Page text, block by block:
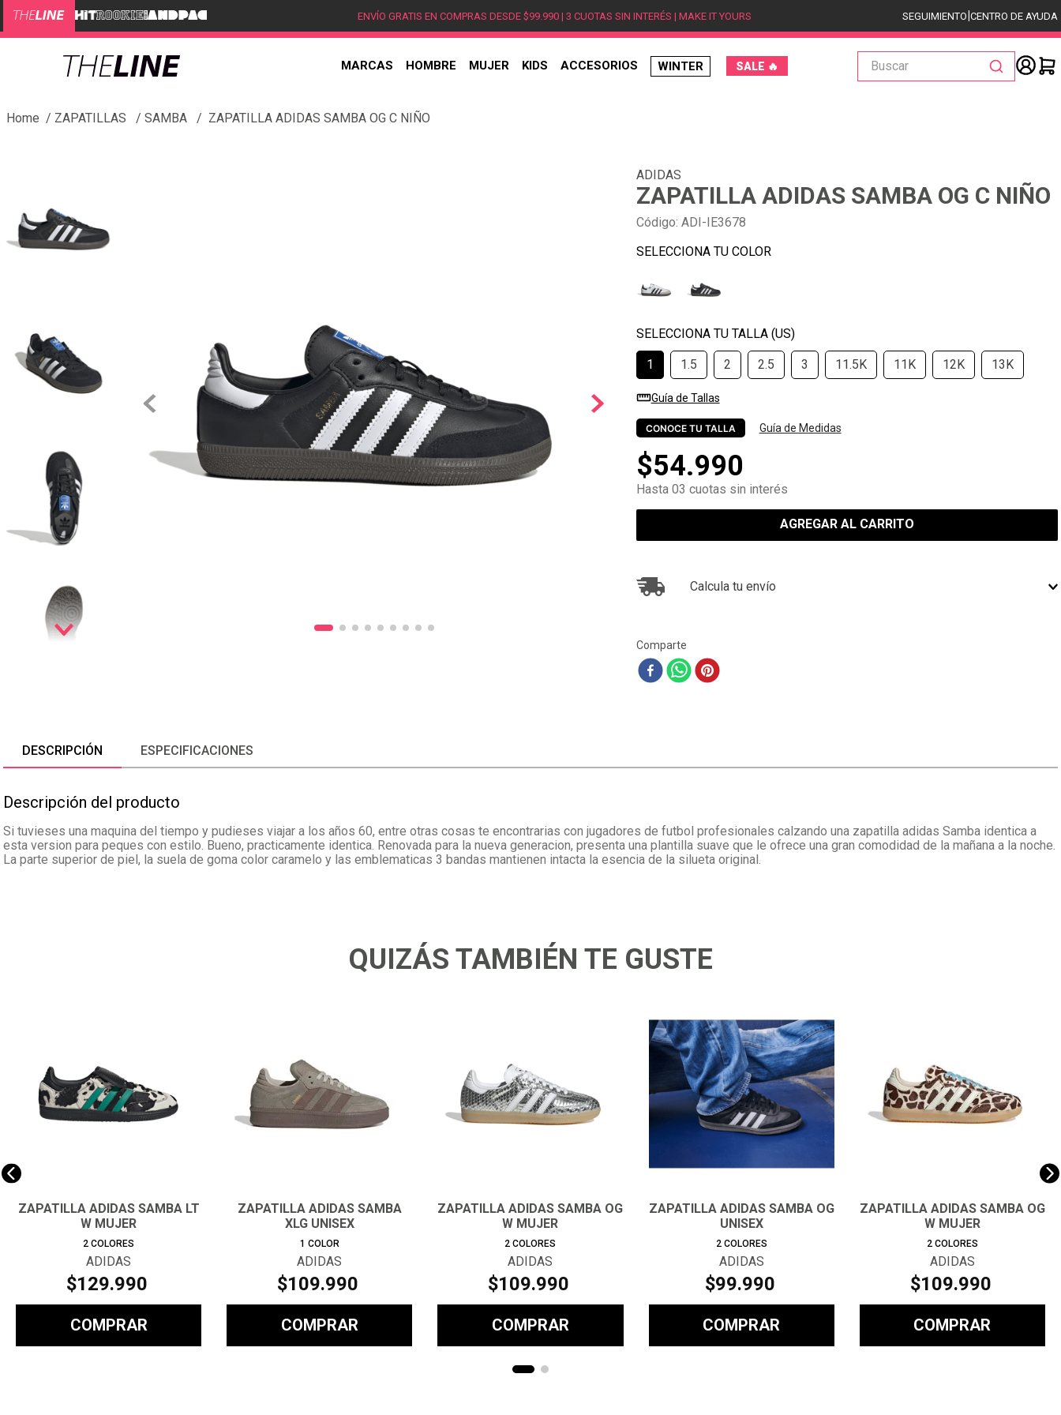
ENVÍO GRATIS EN COMPRAS DESDE $99.990 | 3 CUOTAS SIN INTERÉS | MAKE IT YOURS SEGUIMIENTO|CENTRO DE AYUDA
MARCAS HOMBRE MUJER KIDS ACCESORIOS WINTER SALE 🔥
Buscar
ZAPATILLAS SAMBA ZAPATILLA ADIDAS SAMBA OG C NIÑO
ADIDAS
ZAPATILLA ADIDAS SAMBA OG C NIÑO
Código: ADI-IE3678
1 1.5 2 2.5 3 11.5K 11K 12K 13K
Guía de Tallas
CONOCE TU TALLA Guía de Medidas
$54.990
Hasta 03 cuotas sin interés
AGREGAR AL CARRITO
Calcula tu envío
Comparte
DESCRIPCIÓN ESPECIFICACIONES
Descripción del producto
Si tuvieses una maquina del tiempo y pudieses viajar a los años 60, entre otras cosas te encontrarias con jugadores de futbol profesionales calzando una zapatilla adidas Samba identica a
esta version para peques con estilo. Bueno, practicamente identica. Renovada para la nueva generacion, presenta una plantilla suave que le ofrece una gran comodidad de la mañana a la noche.
La parte superior de piel, la suela de goma color caramelo y las emblematicas 3 bandas mantienen intacta la esencia de la silueta original.
QUIZÁS TAMBIÉN TE GUSTE
ZAPATILLA ADIDAS SAMBA LT
W MUJER
2 COLORES
ADIDAS
$129.990
COMPRAR
ZAPATILLA ADIDAS SAMBA
XLG UNISEX
1 COLOR
ADIDAS
$109.990
COMPRAR
ZAPATILLA ADIDAS SAMBA OG
W MUJER
2 COLORES
ADIDAS
$109.990
COMPRAR
ZAPATILLA ADIDAS SAMBA OG
UNISEX
2 COLORES
ADIDAS
$99.990
COMPRAR
ZAPATILLA ADIDAS SAMBA OG
W MUJER
2 COLORES
ADIDAS
$109.990
COMPRAR